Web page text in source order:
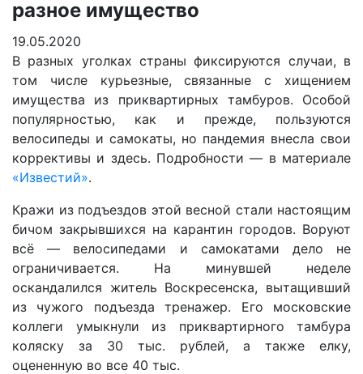
разное имущество
19.05.2020
В разных уголках страны фиксируются случаи, в
том числе курьезные, связанные с хищением
имущества из приквартирных тамбуров. Особой
популярностью, как и прежде, пользуются
велосипеды и самокаты, но пандемия внесла свои
коррективы и здесь. Подробности — в материале
«Известий».
Кражи из подъездов этой весной стали настоящим
бичом закрывшихся на карантин городов. Воруют
всё — велосипедами и самокатами дело не
ограничивается. На минувшей неделе
оскандалился житель Воскресенска, вытащивший
из чужого подъезда тренажер. Его московские
коллеги умыкнули из приквартирного тамбура
коляску за 30 тыс. рублей, а также елку,
оцененную во все 40 тыс.